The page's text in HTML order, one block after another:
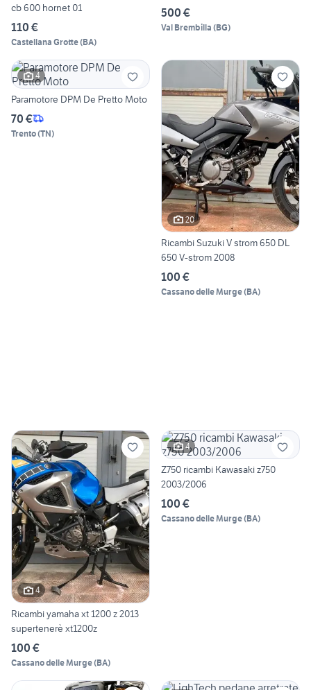
cb 600 hornet 01
110 €
Castellana Grotte(BA)
500 €
Val Brembilla (BG)
4
Paramotore DPM De Pretto Moto
70 €
Trento(TN)
20
Ricambi Suzuki V strom 650 DL
650 V-strom 2008
100 €
Cassano delle Murge(BA)
4
Ricambi yamaha xt 1200 z 2013
supertenerè xt1200z
100 €
Cassano delle Murge(BA)
4
Z750 ricambi Kawasaki z750
2003/2006
100 €
Cassano delle Murge(BA)